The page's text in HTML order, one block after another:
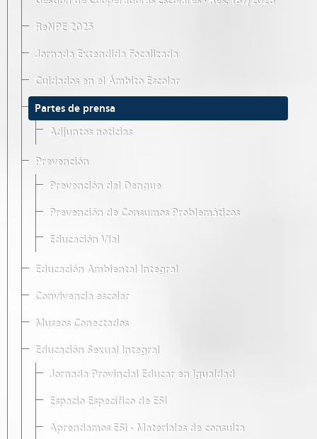
ReNPE 2025
Jornada Extendida Focalizada
Cuidados en el Ámbito Escolar
Partes de prensa
Adjuntos noticias
Prevención
Prevención del Dengue
Prevención de Consumos Problemáticos
Educación Vial
Educación Ambiental Integral
Convivencia escolar
Museos Conectados
Educación Sexual Integral
Jornada Provincial Educar en Igualdad
Espacio Específico de ESI
Aprendamos ESI - Materiales de consulta